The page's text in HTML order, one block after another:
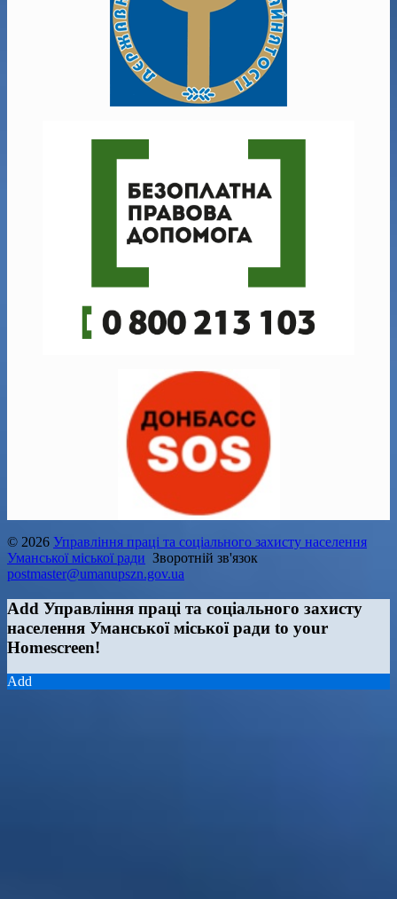
© 2026 Управління праці та соціального захисту населення
Уманської міської ради Зворотній зв'язок
postmaster@umanupszn.gov.ua
Add Управління праці та соціального захисту
населення Уманської міської ради to your
Homescreen!
Add